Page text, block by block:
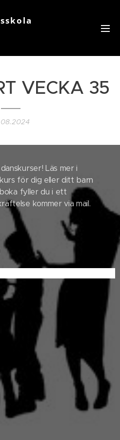
VECKA 35
Läs mer i
för dig eller ditt barn
fyller du i ett
kommer via mail.